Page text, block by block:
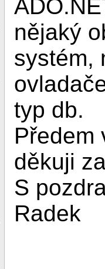
nějaký
systém,
typ db.
Předem
děkuji
S
Radek